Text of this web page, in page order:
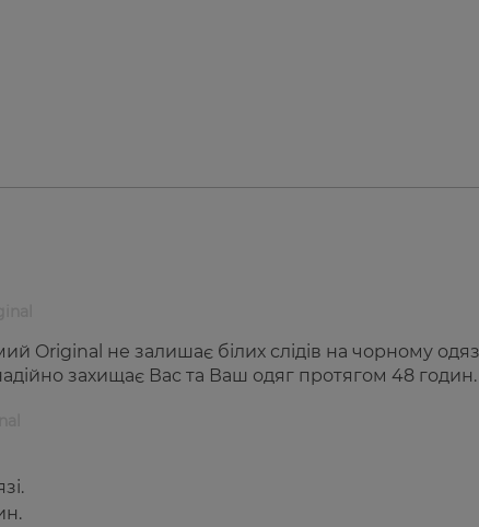
Original не залишає білих слідів на чорному
захищає Вас та Ваш одяг протягом 48 годин.